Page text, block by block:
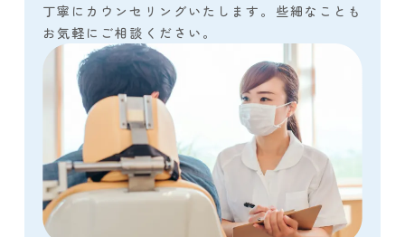
丁寧にカウンセリングいたします。些細なことも
お気軽にご相談ください。